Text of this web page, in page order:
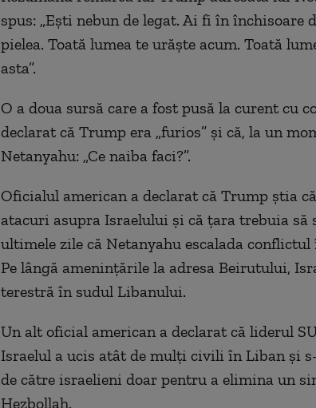
spus: „Ești nebun de legat. Ai fi în închisoare
pielea. Toată lumea te urăște acum. Toată
asta”.
O a doua sursă care a fost pusă la curent cu
declarat că Trump era „furios” și că, la un
Netanyahu: „Ce naiba faci?”.
Oficialul american a declarat că Trump știa
atacuri asupra Israelului și că țara trebuia să
ultimele zile că Netanyahu escalada
Pe lângă amenințările la adresa Beirutului,
terestră în sudul Libanului.
Un alt oficial american a declarat că liderul
Israelul a ucis atât de mulți civili în Liban și
de către israelieni doar pentru a elimina un
Hezbollah.